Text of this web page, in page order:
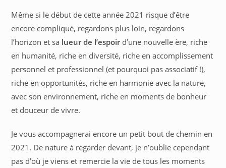
Même si le début de cette année 2021 risque d’être
encore compliqué, regardons plus loin, regardons
l’horizon et sa lueur de l’espoird’une nouvelle ère, riche
en humanité, riche en diversité, riche en accomplissement
personnel et professionnel (et pourquoi pas associatif !),
riche en opportunités, riche en harmonie avec la nature,
avec son environnement, riche en moments de bonheur
et douceur de vivre.
Je vous accompagnerai encore un petit bout de chemin en
2021. De nature à regarder devant, je n’oublie cependant
pas d’où je viens et remercie la vie de tous les moments